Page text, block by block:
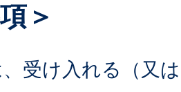
＞
受け入れる（又